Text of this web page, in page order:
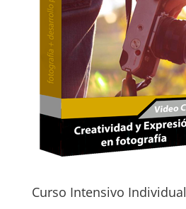
Curso Intensivo Individual